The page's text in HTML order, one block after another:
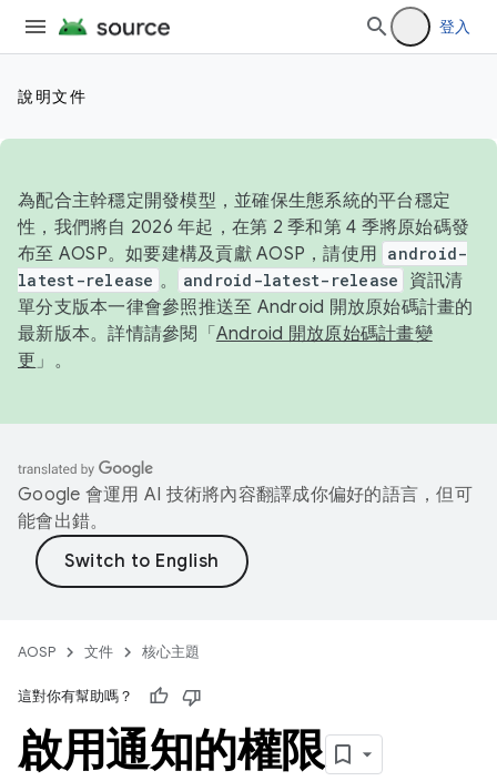
登入
說明文件
為配合主幹穩定開發模型，並確保生態系統的平台穩定
性，我們將自 2026 年起，在第 2 季和第 4 季將原始碼發
布至 AOSP。如要建構及貢獻 AOSP，請使用 android-
latest-release 。 android-latest-release
資訊清
單分支版本一律會參照推送至 Android 開放原始碼計畫的
最新版本。詳情請參閱「 Android 開放原始碼計畫變
更 」。
Google 會運用 AI 技術將內容翻譯成你偏好的語言，但可
能會出錯。
AOSP 文件 核心主題
這對你有幫助嗎？
啟用通知的權限